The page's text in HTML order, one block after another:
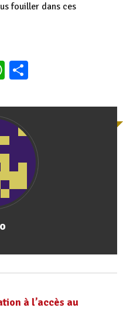
fouiller dans ces
WhatsApp
à l’accès au